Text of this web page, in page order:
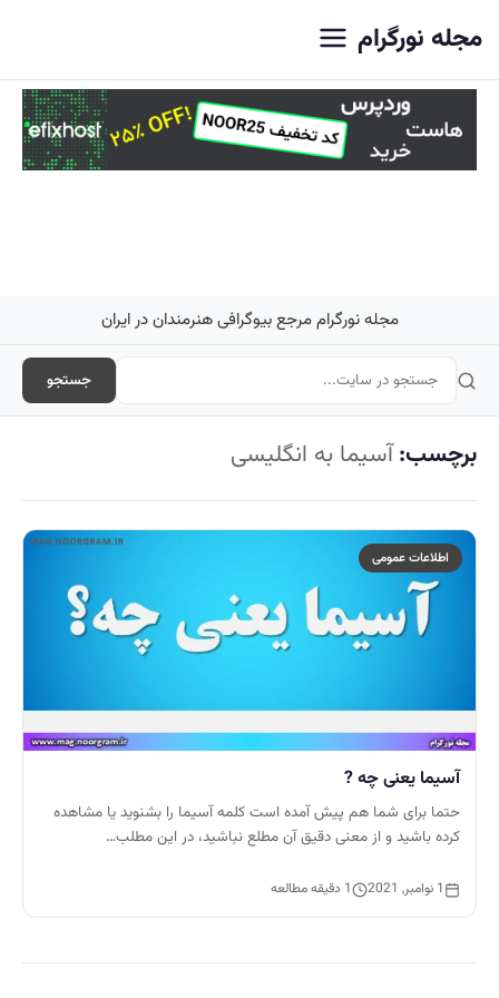
مجله نورگرام
مجله نورگرام مرجع بیوگرافی هنرمندان در ایران
جستجو
برچسب:آسیما به انگلیسی
اطلاعات عمومی
آسیما یعنی چه ?
حتما برای شما هم پیش آمده است کلمه آسیما را بشنوید یا مشاهده
کرده باشید و از معنی دقیق آن مطلع نباشید، در این مطلب…
1 نوامبر, 2021 1 دقیقه مطالعه